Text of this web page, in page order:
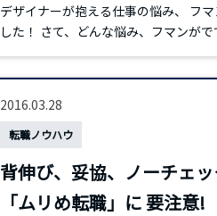
デザイナーが抱える仕事の悩み、 フ
した！ さて、どんな悩み、フマンが
2016.03.28
転職ノウハウ
背伸び、妥協、ノーチェ
「ムリめ転職」に 要注意!